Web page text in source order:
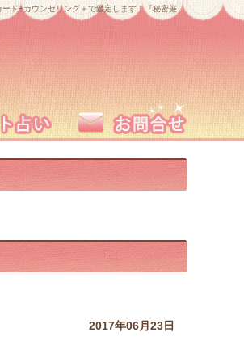
ド+カウンセリング＋で鑑定します！『秘密厳
2017年06月23日